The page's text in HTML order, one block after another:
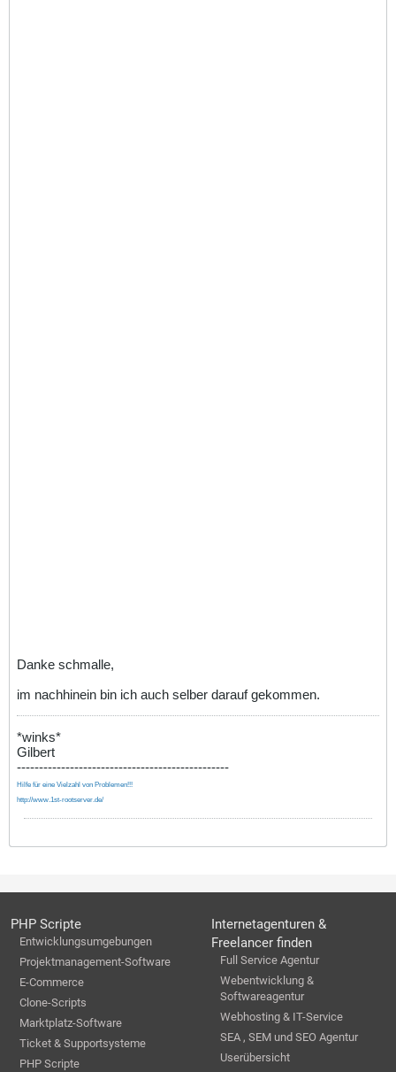
Danke schmalle,
im nachhinein bin ich auch selber darauf gekommen.
*winks*
Gilbert
------------------------------------------------
Hilfe für eine Vielzahl von Problemen!!!
http://www.1st-rootserver.de/
PHP Scripte
Entwicklungsumgebungen
Projektmanagement-Software
E-Commerce
Clone-Scripts
Marktplatz-Software
Ticket & Supportsysteme
PHP Scripte
Internetagenturen &
Freelancer finden
Full Service Agentur
Webentwicklung &
Softwareagentur
Webhosting & IT-Service
SEA , SEM und SEO Agentur
Userübersicht